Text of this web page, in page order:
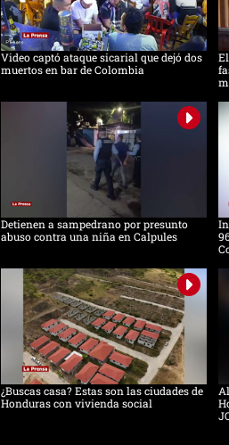
Video captó ataque sicarial que dejó dos
muertos en bar de Colombia
Detienen a sampedrano por presunto
abuso contra una niña en Calpules
¿Buscas casa? Estas son las ciudades de
Honduras con vivienda social